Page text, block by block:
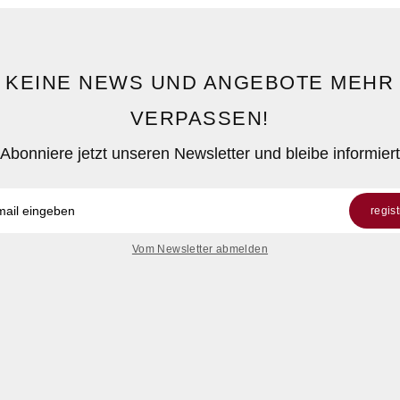
KEINE NEWS UND ANGEBOTE MEHR
VERPASSEN!
Abonniere jetzt unseren Newsletter und bleibe informiert
Vom Newsletter abmelden